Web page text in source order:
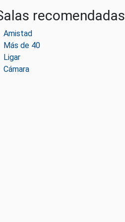
recomendadas
Amistad
Más de 40
Ligar
Cámara